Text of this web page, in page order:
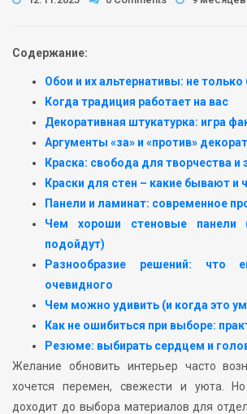
Содержание:
Обои и их альтернативы: не только
Когда традиция работает на вас
Декоративная штукатурка: игра
Аргументы «за» и «против»
Краска: свобода для творчества и
Краски для стен – какие бывают и
Панели и ламинат: современное
Чем хороши стеновые панели
подойдут)
Разнообразие решений: что
очевидного
Чем можно удивить (и когда это
Как не ошибиться при выборе:
Резюме: выбирать сердцем и
Желание обновить интерьер часто
хочется перемен, свежести и уюта.
доходит до выбора материалов для